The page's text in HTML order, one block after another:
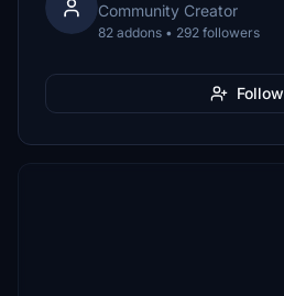
Community Creator
82 addons • 292 followers
Follow